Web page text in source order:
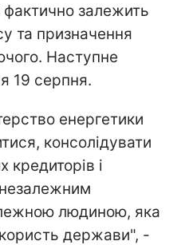
фактично залежить
та призначення
Наступне
19 серпня.
енергетики
консолідувати
кредиторів і
людиною, яка
держави", -